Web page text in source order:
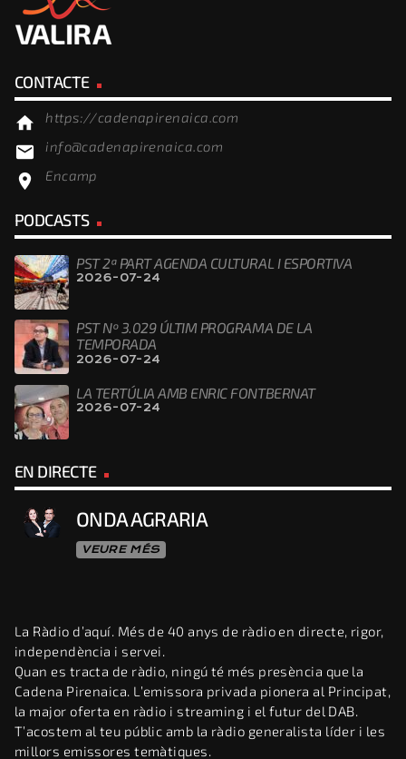
CONTACTE
home https://cadenapirenaica.com
email info@cadenapirenaica.com
location_on Encamp
PODCASTS
PST 2ª PART AGENDA CULTURAL I ESPORTIVA
2026-07-24
PST Nº 3.029 ÚLTIM PROGRAMA DE LA
TEMPORADA
2026-07-24
LA TERTÚLIA AMB ENRIC FONTBERNAT
2026-07-24
EN DIRECTE
ONDA AGRARIA
VEURE MÉS
La Ràdio d’aquí. Més de 40 anys de ràdio en directe, rigor,
independència i servei.
Quan es tracta de ràdio, ningú té més presència que la
Cadena Pirenaica. L’emissora privada pionera al Principat,
la major oferta en ràdio i streaming i el futur del DAB.
T’acostem al teu públic amb la ràdio generalista líder i les
millors emissores temàtiques.